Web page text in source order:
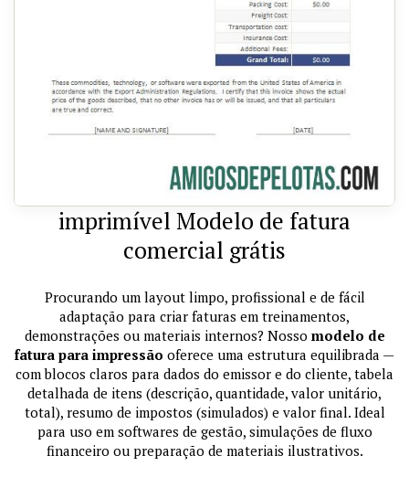
imprimível Modelo de fatura
comercial grátis
Procurando um layout limpo, profissional e de fácil
adaptação para criar faturas em treinamentos,
demonstrações ou materiais internos? Nosso modelo de
fatura para impressão oferece uma estrutura equilibrada —
com blocos claros para dados do emissor e do cliente, tabela
detalhada de itens (descrição, quantidade, valor unitário,
total), resumo de impostos (simulados) e valor final. Ideal
para uso em softwares de gestão, simulações de fluxo
financeiro ou preparação de materiais ilustrativos.